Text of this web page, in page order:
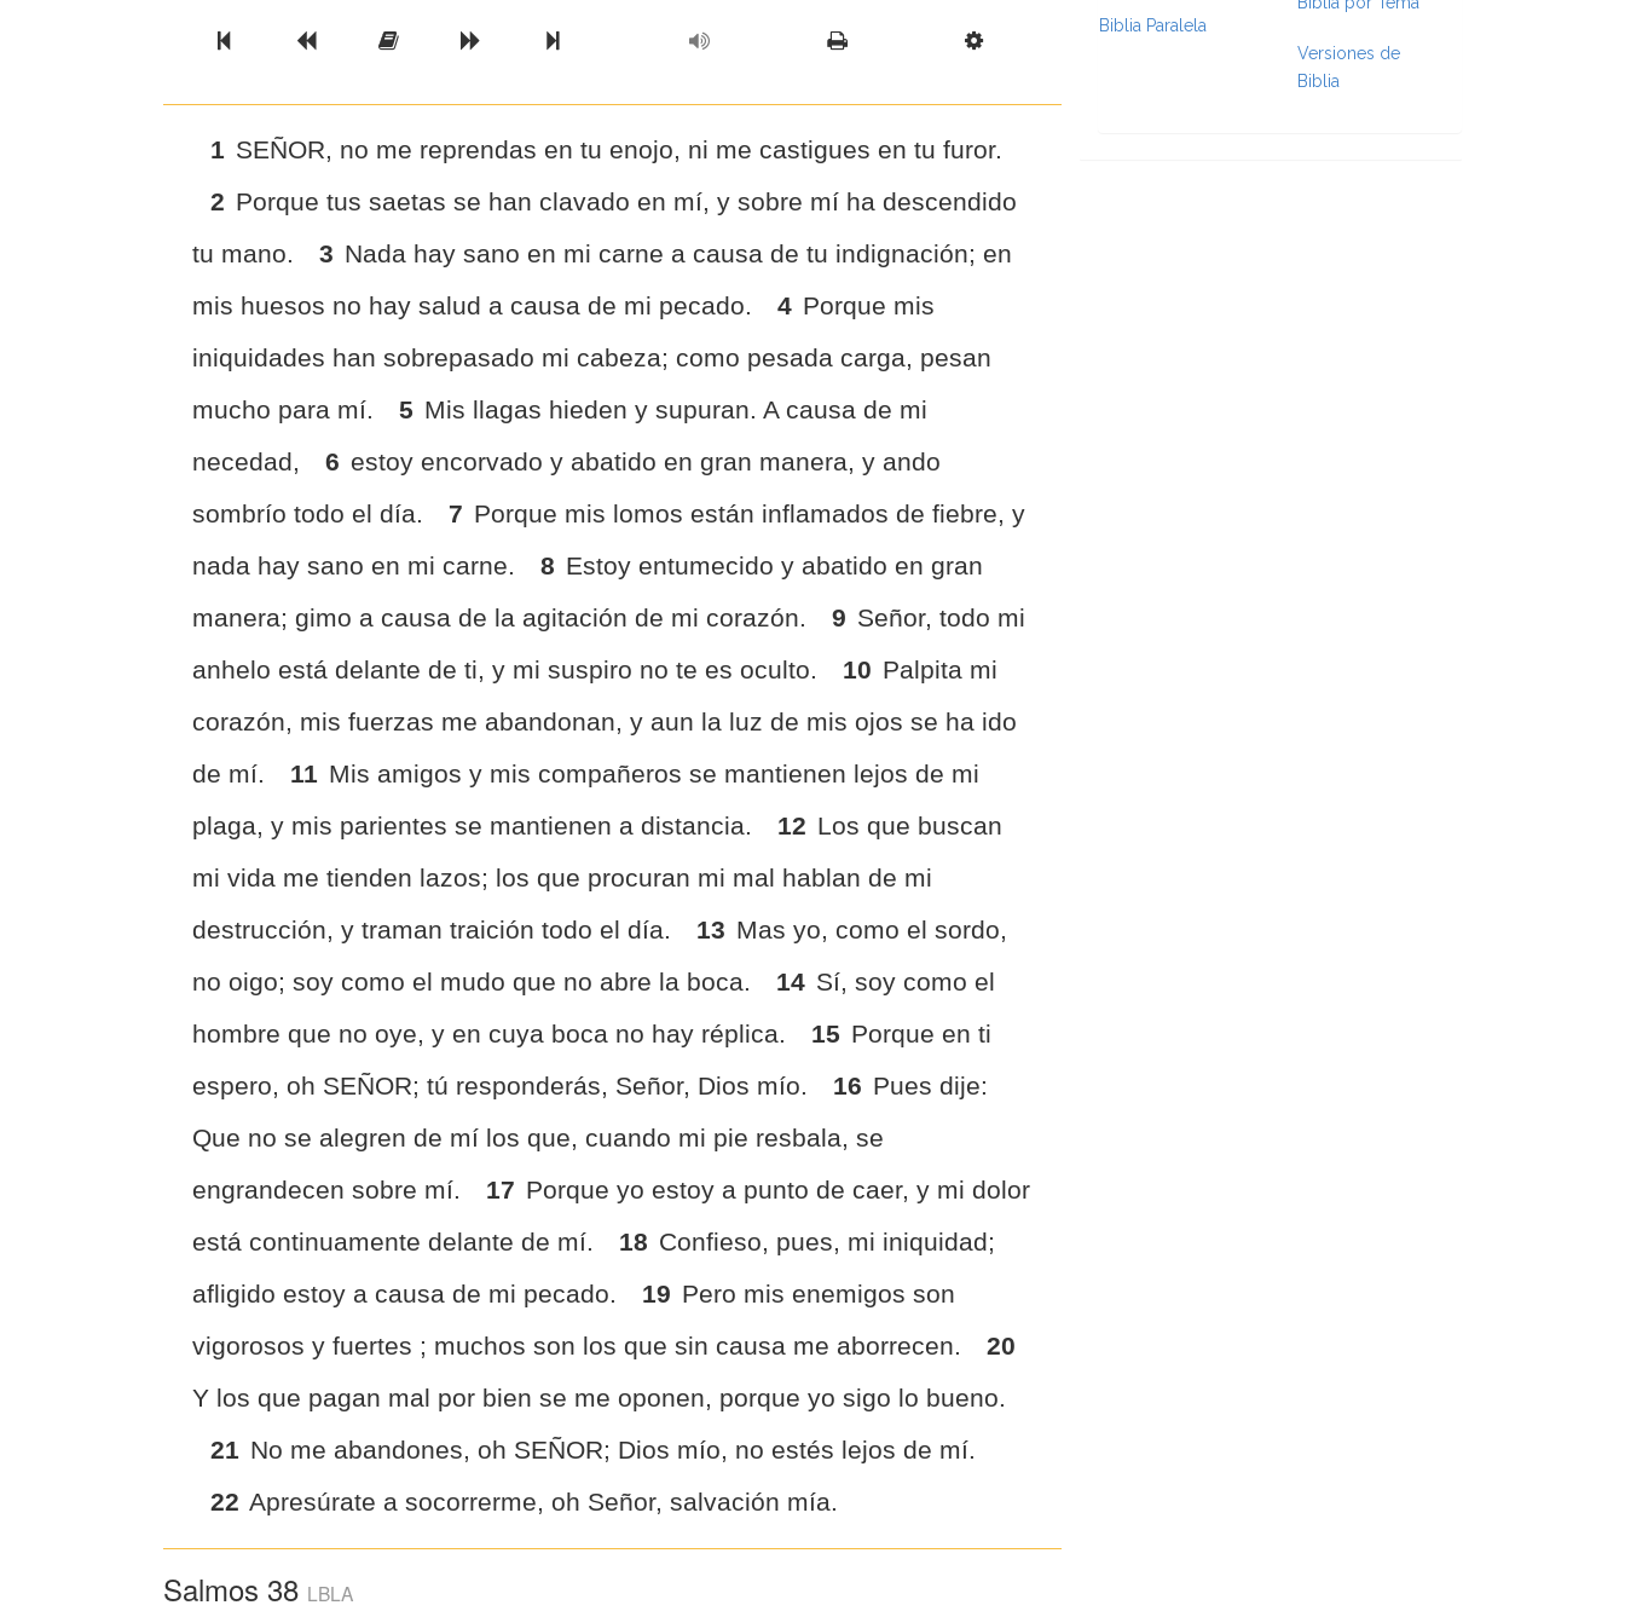
Previous BookPrevious Chapter
Read the Full Chapter
Next Chapter
Next Book Scripture Formatting
1 SEÑOR, no me reprendas en tu enojo, ni me castigues en tu furor.
2 Porque tus saetas se han clavado en mí, y sobre mí ha descendido
tu mano.
3 Nada hay sano en mi carne a causa de tu indignación; en
mis huesos no hay salud a causa de mi pecado.
4 Porque mis
iniquidades han sobrepasado mi cabeza; como pesada carga, pesan
mucho para mí.
5 Mis llagas hieden y supuran. A causa de mi
necedad,
6 estoy encorvado y abatido en gran manera, y ando
sombrío todo el día.
7 Porque mis lomos están inflamados de fiebre, y
nada hay sano en mi carne.
8 Estoy entumecido y abatido en gran
manera; gimo a causa de la agitación de mi corazón.
9 Señor, todo mi
anhelo está delante de ti, y mi suspiro no te es oculto.
10 Palpita mi
corazón, mis fuerzas me abandonan, y aun la luz de mis ojos se ha ido
de mí.
11 Mis amigos y mis compañeros se mantienen lejos de mi
plaga, y mis parientes se mantienen a distancia.
12 Los que buscan
mi vida me tienden lazos; los que procuran mi mal hablan de mi
destrucción, y traman traición todo el día.
13 Mas yo, como el sordo,
no oigo; soy como el mudo que no abre la boca.
14 Sí, soy como el
hombre que no oye, y en cuya boca no hay réplica.
15 Porque en ti
espero, oh SEÑOR; tú responderás, Señor, Dios mío.
16 Pues dije:
Que no se alegren de mí los que, cuando mi pie resbala, se
engrandecen sobre mí.
17 Porque yo estoy a punto de caer, y mi dolor
está continuamente delante de mí.
18 Confieso, pues, mi iniquidad;
afligido estoy a causa de mi pecado.
19 Pero mis enemigos son
vigorosos y fuertes ; muchos son los que sin causa me aborrecen.
20
Y los que pagan mal por bien se me oponen, porque yo sigo lo bueno.
21 No me abandones, oh SEÑOR; Dios mío, no estés lejos de mí.
22 Apresúrate a socorrerme, oh Señor, salvación mía.
Salmos 38 LBLA
Biblia Paralela
Versiones de
Biblia